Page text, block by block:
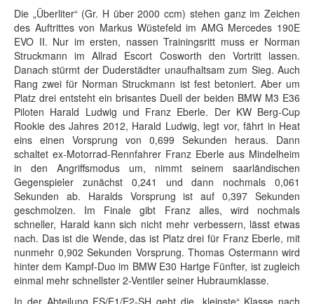
Die „Überliter“ (Gr. H über 2000 ccm) stehen ganz im Zeichen
des Auftrittes von Markus Wüstefeld im AMG Mercedes 190E
EVO II. Nur im ersten, nassen Trainingsritt muss er Norman
Struckmann im Allrad Escort Cosworth den Vortritt lassen.
Danach stürmt der Duderstädter unaufhaltsam zum Sieg. Auch
Rang zwei für Norman Struckmann ist fest betoniert. Aber um
Platz drei entsteht ein brisantes Duell der beiden BMW M3 E36
Piloten Harald Ludwig und Franz Eberle. Der KW Berg-Cup
Rookie des Jahres 2012, Harald Ludwig, legt vor, fährt in Heat
eins einen Vorsprung von 0,699 Sekunden heraus. Dann
schaltet ex-Motorrad-Rennfahrer Franz Eberle aus Mindelheim
in den Angriffsmodus um, nimmt seinem saarländischen
Gegenspieler zunächst 0,241 und dann nochmals 0,061
Sekunden ab. Haralds Vorsprung ist auf 0,397 Sekunden
geschmolzen. Im Finale gibt Franz alles, wird nochmals
schneller, Harald kann sich nicht mehr verbessern, lässt etwas
nach. Das ist die Wende, das ist Platz drei für Franz Eberle, mit
nunmehr 0,902 Sekunden Vorsprung. Thomas Ostermann wird
hinter dem Kampf-Duo im BMW E30 Hartge Fünfter, ist zugleich
einmal mehr schnellster 2-Ventiler seiner Hubraumklasse.
In der Abteilung FS/E1/E2-SH geht die „kleinste“ Klasse nach